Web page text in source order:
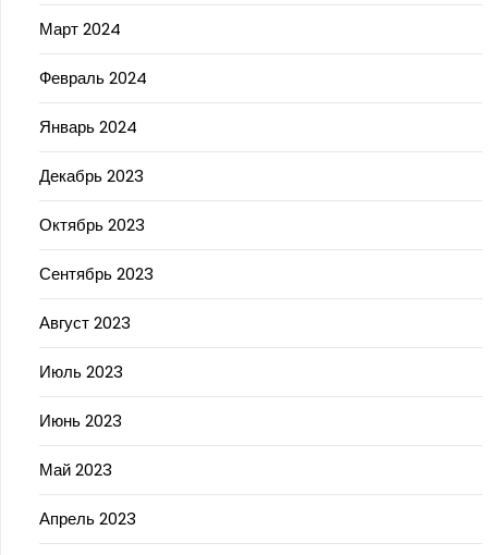
Март 2024
Февраль 2024
Январь 2024
Декабрь 2023
Октябрь 2023
Сентябрь 2023
Август 2023
Июль 2023
Июнь 2023
Май 2023
Апрель 2023